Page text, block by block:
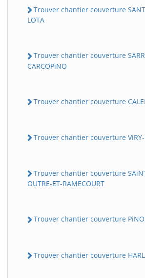
Trouver chantier couverture
LOTA
Trouver chantier couverture
CARCOPiNO
Trouver chantier couverture
Trouver chantier couverture ViRY-
Trouver chantier couverture
OUTRE-ET-RAMECOURT
Trouver chantier couverture
Trouver chantier couverture